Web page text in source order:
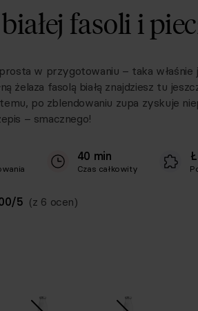
fasoli i
w przygotowaniu – taka
żelaza fasolą białą znajdziesz tu
po zblendowaniu zupa zyskuje
– smacznego!
40 min
Czas całkowity
/5 (z 6 ocen)